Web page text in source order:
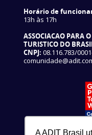
A ADIT Brasil
Horário de
13h às 17h
ASSOCIACAO PARA
TURISTICO DO
CNPJ: 08.116.783/